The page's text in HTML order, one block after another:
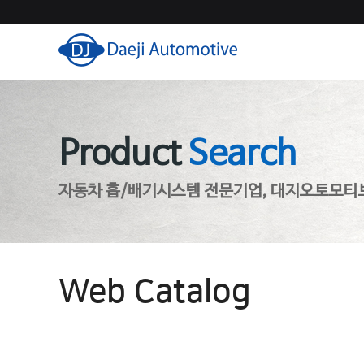
ProductSearch
자동차 흡/배기시스템 전문기업, 대지오토모
Web Catalog